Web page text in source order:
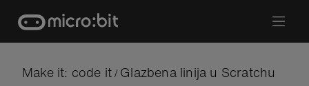
content
Make it: code it / Glazbena linija u Scratchu